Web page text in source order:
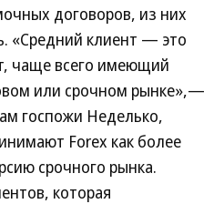
договоров, из них
«Средний клиент — это
чаще всего имеющий
или срочном рынке»,—
госпожи Неделько,
Forex как более
срочного рынка.
которая